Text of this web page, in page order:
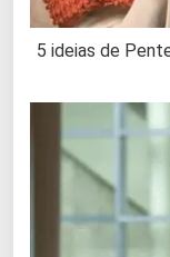
5 ideias de